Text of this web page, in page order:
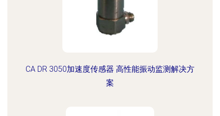
CA DR 3050加速度传感器 高性能振动监测解决方
案